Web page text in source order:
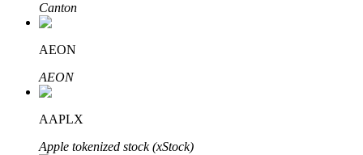
Partenaires Bitrue
Canton
AEON
AEON
AAPLX
Apple tokenized stock (xStock)